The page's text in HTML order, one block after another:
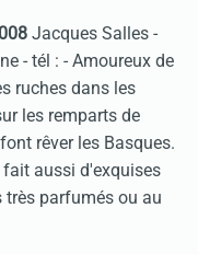
Jacques Salles -
- tél : - Amoureux de
ruches dans les
les remparts de
rêver les Basques.
aussi d'exquises
parfumés ou au